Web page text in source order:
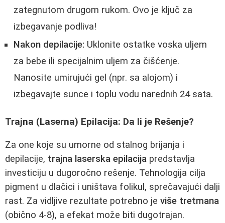
zategnutom drugom rukom. Ovo je ključ za
izbegavanje podliva!
Nakon depilacije: Uklonite ostatke voska uljem
za bebe ili specijalnim uljem za čišćenje.
Nanosite umirujući gel (npr. sa alojom) i
izbegavajte sunce i toplu vodu narednih 24 sata.
Trajna (Laserna) Epilacija: Da li je Rešenje?
Za one koje su umorne od stalnog brijanja i
depilacije, trajna laserska epilacija predstavlja
investiciju u dugoročno rešenje. Tehnologija cilja
pigment u dlačici i uništava folikul, sprečavajući dalji
rast. Za vidljive rezultate potrebno je više tretmana
(obično 4-8), a efekat može biti dugotrajan.